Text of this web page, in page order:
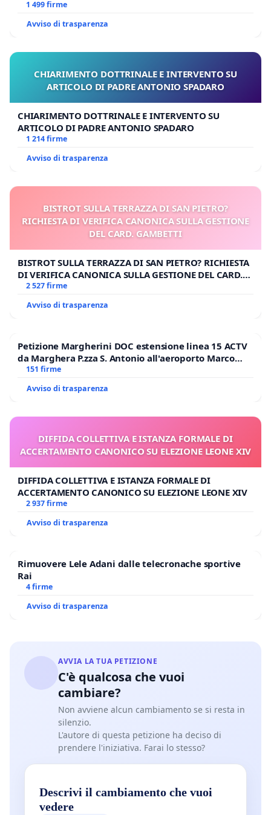
BENEDETTO XVI
1 499 firme
Avviso di trasparenza
CHIARIMENTO DOTTRINALE E INTERVENTO SU
ARTICOLO DI PADRE ANTONIO SPADARO
CHIARIMENTO DOTTRINALE E INTERVENTO SU
ARTICOLO DI PADRE ANTONIO SPADARO
1 214 firme
Avviso di trasparenza
BISTROT SULLA TERRAZZA DI SAN PIETRO?
RICHIESTA DI VERIFICA CANONICA SULLA GESTIONE
DEL CARD. GAMBETTI
BISTROT SULLA TERRAZZA DI SAN PIETRO? RICHIESTA
DI VERIFICA CANONICA SULLA GESTIONE DEL CARD.
GAMBETTI
2 527 firme
Avviso di trasparenza
Petizione Margherini DOC estensione linea 15 ACTV
da Marghera P.zza S. Antonio all'aeroporto Marco
Polo tariffa a € 1,50
151 firme
Avviso di trasparenza
DIFFIDA COLLETTIVA E ISTANZA FORMALE DI
ACCERTAMENTO CANONICO SU ELEZIONE LEONE XIV
DIFFIDA COLLETTIVA E ISTANZA FORMALE DI
ACCERTAMENTO CANONICO SU ELEZIONE LEONE XIV
2 937 firme
Avviso di trasparenza
Rimuovere Lele Adani dalle telecronache sportive
Rai
4 firme
Avviso di trasparenza
AVVIA LA TUA PETIZIONE
C'è qualcosa che vuoi
cambiare?
Non avviene alcun cambiamento se si resta in
silenzio.
L'autore di questa petizione ha deciso di
prendere l'iniziativa. Farai lo stesso?
Descrivi il cambiamento che vuoi
vedere